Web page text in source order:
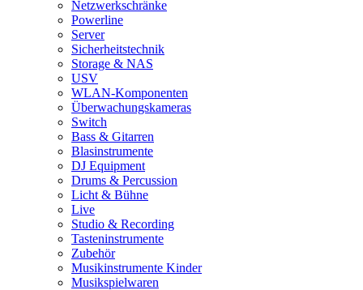
Netzwerkschränke
Powerline
Server
Sicherheitstechnik
Storage & NAS
USV
WLAN-Komponenten
Überwachungskameras
Switch
Bass & Gitarren
Blasinstrumente
DJ Equipment
Drums & Percussion
Licht & Bühne
Live
Studio & Recording
Tasteninstrumente
Zubehör
Musikinstrumente Kinder
Musikspielwaren